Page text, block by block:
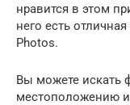
нравится в этом
него есть
Photos.
Вы можете искать
местоположению и